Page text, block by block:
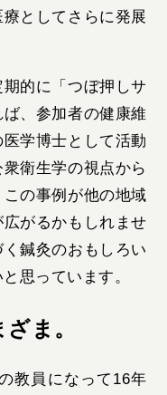
としてさらに発展
的に「つぼ押しサ
、参加者の健康維
学博士として活動
衛生学の視点から
の事例が他の地域
がるかもしれませ
鍼灸のおもしろい
思っています。
ま。
教員になって16年